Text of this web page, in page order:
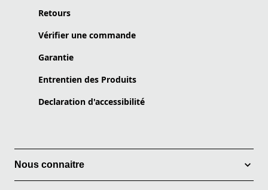
Retours
Vérifier une commande
Garantie
Entrentien des Produits
Declaration d'accessibilité
Nous connaitre